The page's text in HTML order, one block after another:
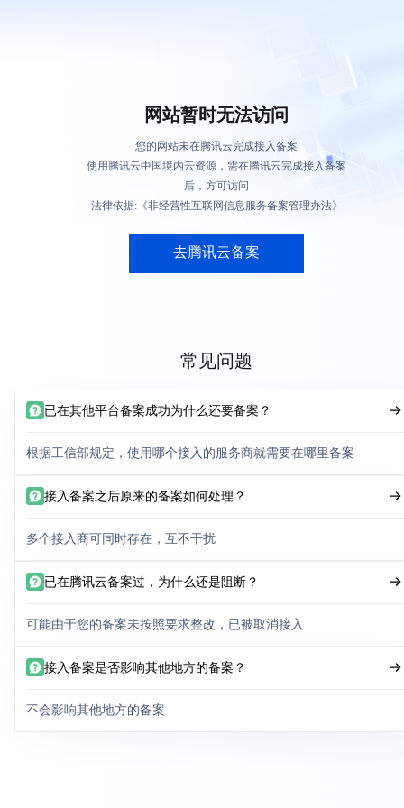
网站暂时无法访问
您的网站未在腾讯云完成接入备案
使用腾讯云中国境内云资源，需在腾讯云完成接入备案
后，方可访问
法律依据:《非经营性互联网信息服务备案管理办法》
去腾讯云备案
常见问题
已在其他平台备案成功为什么还要备案？
根据工信部规定，使用哪个接入的服务商就需要在哪里备案
接入备案之后原来的备案如何处理？
多个接入商可同时存在，互不干扰
已在腾讯云备案过，为什么还是阻断？
可能由于您的备案未按照要求整改，已被取消接入
接入备案是否影响其他地方的备案？
不会影响其他地方的备案